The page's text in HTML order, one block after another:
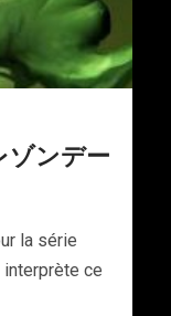
ゾンデー
la série
interprète ce